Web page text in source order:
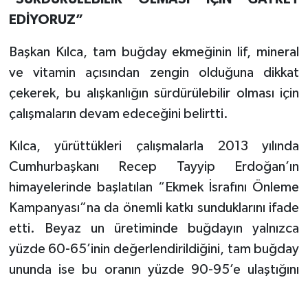
EDİYORUZ”
Başkan Kılca, tam buğday ekmeğinin lif, mineral
ve vitamin açısından zengin olduğuna dikkat
çekerek, bu alışkanlığın sürdürülebilir olması için
çalışmaların devam edeceğini belirtti.
Kılca, yürüttükleri çalışmalarla 2013 yılında
Cumhurbaşkanı Recep Tayyip Erdoğan’ın
himayelerinde başlatılan “Ekmek İsrafını Önleme
Kampanyası”na da önemli katkı sunduklarını ifade
etti. Beyaz un üretiminde buğdayın yalnızca
yüzde 60-65’inin değerlendirildiğini, tam buğday
ununda ise bu oranın yüzde 90-95’e ulaştığını